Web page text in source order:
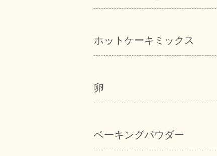
ホットケーキミックス
卵
ベーキングパウダー